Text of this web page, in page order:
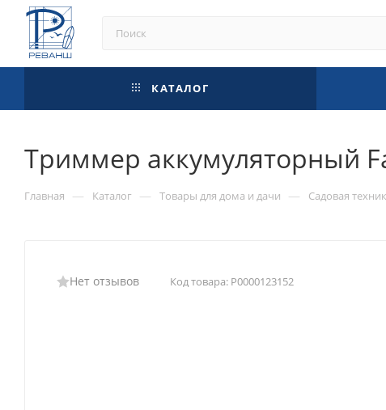
КАТАЛОГ
Триммер аккумуляторный
Главная — Каталог — Товары для дома и дачи — Садовая
Нет отзывов Код товара: Р0000123152